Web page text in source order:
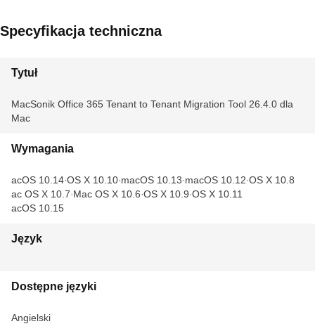
Specyfikacja techniczna
Tytuł
MacSonik Office 365 Tenant to Tenant Migration Tool 26.4.0 dla
Mac
Wymagania
macOS 10.14 OS X 10.10 macOS 10.13 macOS 10.12 OS X 10.8
Mac OS X 10.7 Mac OS X 10.6 OS X 10.9 OS X 10.11
macOS 10.15
Język
Dostępne języki
Angielski